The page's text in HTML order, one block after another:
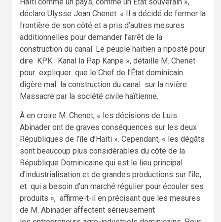
déclare Ulysse Jean Chenet. « Il a décidé de fermer la
frontière de son côté et a pris d’autres mesures
additionnelles pour demander l’arrêt de la
construction du canal. Le peuple haïtien a riposté pour
dire KPK : Kanal la Pap Kanpe », détaille M. Chenet
pour expliquer que le Chef de l’État dominicain
digère mal la construction du canal sur la rivière
Massacre par la société civile haïtienne.
À en croire M. Chenet, « les décisions de Luis
Abinader ont de graves conséquences sur les deux
Républiques de l’île d’Haïti ». Cependant, « les dégâts
sont beaucoup plus considérables du côté de la
République Dominicaine qui est le lieu principal
d’industrialisation et de grandes productions sur l’île,
et qui a besoin d’un marché régulier pour écouler ses
produits », affirme-t-il en précisant que les mesures
de M. Abinader affectent sérieusement